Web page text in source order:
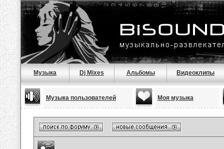
Музыка Dj Mixes Альбомы Видеоклипы
Музыка пользователей Моя музыка